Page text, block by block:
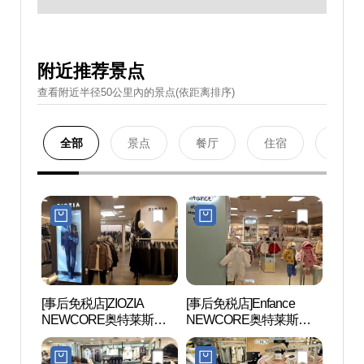
附近推荐景点
查看附近半径50公里內的景点(依距离排序)
全部 景点 餐厅 住宿
[事后免税店]ZIOZIA
NEWCORE奥特莱斯坪
村店 (지오지아 뉴코아아
울렛 평촌점)
[事后免税店]Enfance
NEWCORE奥特莱斯坪
村店 (앙팡스 뉴코아아울
렛 평촌점)